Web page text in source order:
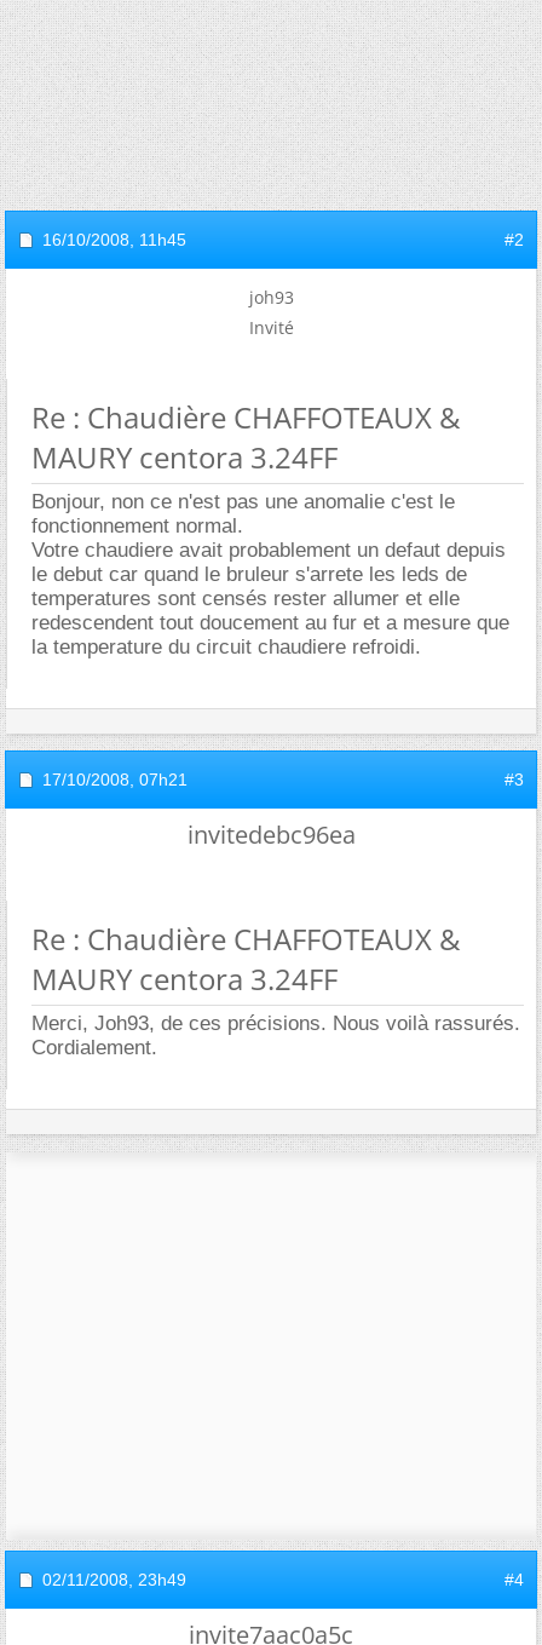
16/10/2008, 11h45 #2
joh93
Invité
Re : Chaudière CHAFFOTEAUX &
MAURY centora 3.24FF
Bonjour, non ce n'est pas une anomalie c'est le
fonctionnement normal.
Votre chaudiere avait probablement un defaut depuis
le debut car quand le bruleur s'arrete les leds de
temperatures sont censés rester allumer et elle
redescendent tout doucement au fur et a mesure que
la temperature du circuit chaudiere refroidi.
17/10/2008, 07h21 #3
invitedebc96ea
Re : Chaudière CHAFFOTEAUX &
MAURY centora 3.24FF
Merci, Joh93, de ces précisions. Nous voilà rassurés.
Cordialement.
02/11/2008, 23h49 #4
invite7aac0a5c